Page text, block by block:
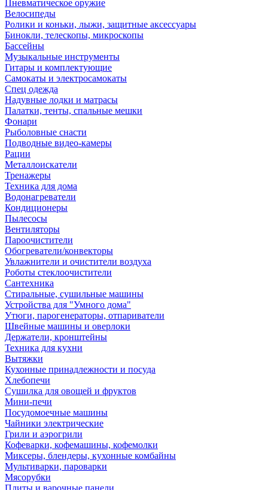
Пневматическое оружие
Велосипеды
Ролики и коньки, лыжи, защитные аксессуары
Бинокли, телескопы, микроскопы
Бассейны
Музыкальные инструменты
Гитары и комплектующие
Самокаты и электросамокаты
Спец одежда
Надувные лодки и матрасы
Палатки, тенты, спальные мешки
Фонари
Рыболовные снасти
Подводные видео-камеры
Рации
Металлоискатели
Тренажеры
Техника для дома
Водонагреватели
Кондиционеры
Пылесосы
Вентиляторы
Пароочистители
Обогреватели/конвекторы
Увлажнители и очистители воздуха
Роботы стеклоочистители
Сантехника
Стиральные, сушильные машины
Устройства для "Умного дома"
Утюги, парогенераторы, отпариватели
Швейные машины и оверлоки
Держатели, кронштейны
Техника для кухни
Вытяжки
Кухонные принадлежности и посуда
Хлебопечи
Сушилка для овощей и фруктов
Мини-печи
Посудомоечные машины
Чайники электрические
Грили и аэрогрили
Кофеварки, кофемашины, кофемолки
Миксеры, блендеры, кухонные комбайны
Мультиварки, пароварки
Мясорубки
Плиты и варочные панели